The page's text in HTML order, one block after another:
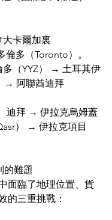
大卡爾加裏
倫多（Toronto）。
多（YYZ） → 土耳其伊
→ 阿聯酋迪拜
迪拜 → 伊拉克烏姆蓋
） → 伊拉克項目
的難題
面臨了地理位置、貨
的三重挑戰：